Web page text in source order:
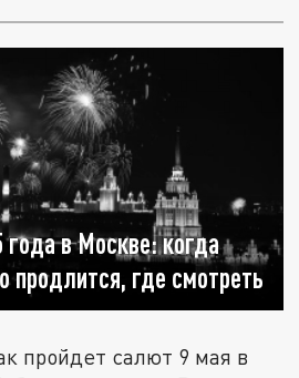
в Москве: когда
продлится, где смотреть
пройдет салют 9 мая в